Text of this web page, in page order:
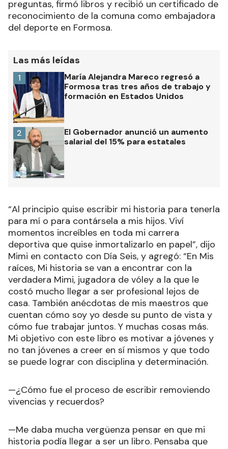
preguntas, firmó libros y recibió un certificado de
reconocimiento de la comuna como embajadora
del deporte en Formosa.
Las más leídas
María Alejandra Mareco regresó a
Formosa tras tres años de trabajo y
formación en Estados Unidos
1
El Gobernador anunció un aumento
salarial del 15% para estatales
2
“Al principio quise escribir mi historia para tenerla
para mí o para contársela a mis hijos. Viví
momentos increíbles en toda mi carrera
deportiva que quise inmortalizarlo en papel”, dijo
Mimi en contacto con Día Seis, y agregó: “En Mis
raíces, Mi historia se van a encontrar con la
verdadera Mimi, jugadora de vóley a la que le
costó mucho llegar a ser profesional lejos de
casa. También anécdotas de mis maestros que
cuentan cómo soy yo desde su punto de vista y
cómo fue trabajar juntos. Y muchas cosas más.
Mi objetivo con este libro es motivar a jóvenes y
no tan jóvenes a creer en sí mismos y que todo
se puede lograr con disciplina y determinación.
—¿Cómo fue el proceso de escribir removiendo
vivencias y recuerdos?
—Me daba mucha vergüenza pensar en que mi
historia podía llegar a ser un libro. Pensaba que